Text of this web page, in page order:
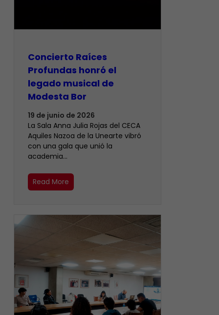
​Concierto Raíces
Profundas honró el
legado musical de
Modesta Bor
19 de junio de 2026
La Sala Anna Julia Rojas del CECA
Aquiles Nazoa de la Unearte vibró
con una gala que unió la
academia…
Read More